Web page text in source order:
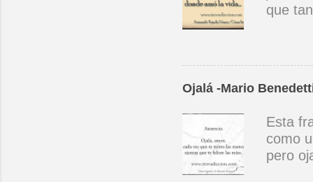
que
que
pa'
Violeta
queda
Ojalá -Mario
Esta
como
pero